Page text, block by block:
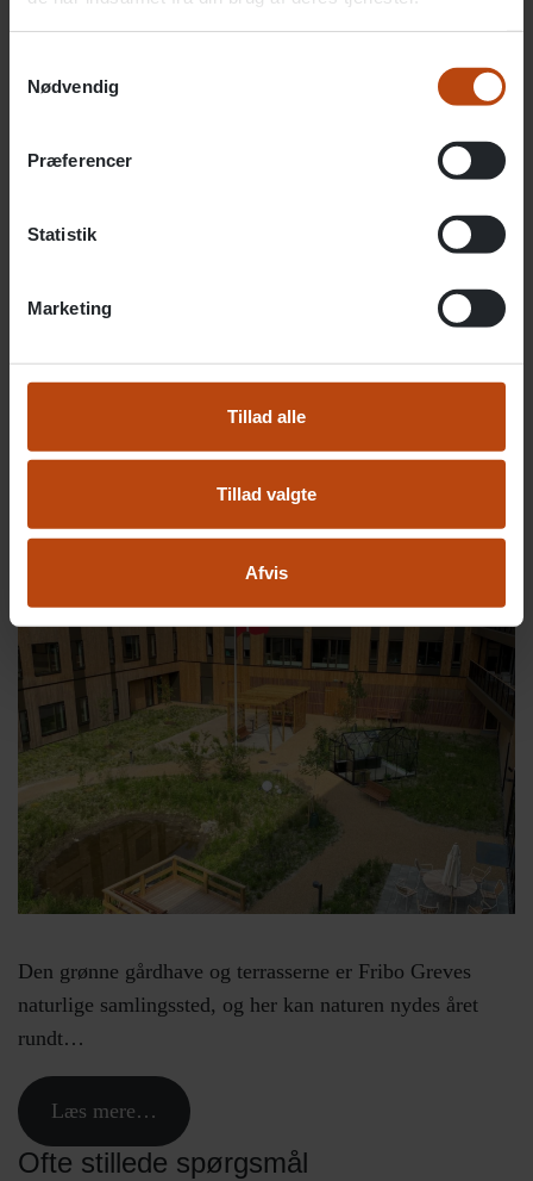
Nødvendig
Præferencer
Statistik
Marketing
Tillad alle
Tillad valgte
Afvis
Se boligerne
På Fribo Greve kan du flytte ind i en af de 75 lyse og
velindrettede boliger med skønne fællesarealer…
Den grønne gårdhave og terrasserne er Fribo Greves
naturlige samlingssted, og her kan naturen nydes året
rundt…
Læs mere…
Ofte stillede spørgsmål